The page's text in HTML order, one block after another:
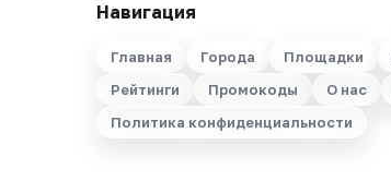
Навигация
Главная Города Площадки
Рейтинги
Промокоды О нас
Политика конфиденциальности